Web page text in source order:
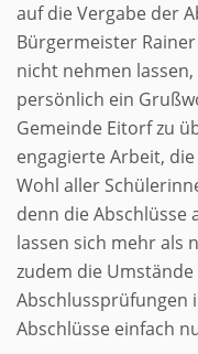
auf die Vergabe der
Bürgermeister
nicht nehmen
persönlich ein
Gemeinde Eitorf zu
engagierte Arbeit,
Wohl aller
denn die Abschlüsse
lassen sich mehr als
zudem die Umstände
Abschlussprüfungen
Abschlüsse einfach